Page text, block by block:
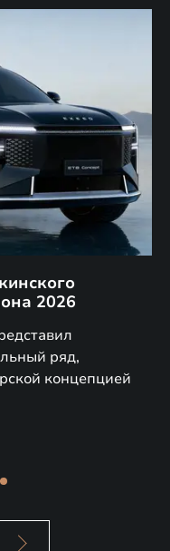
2026
ряд,
концепцией